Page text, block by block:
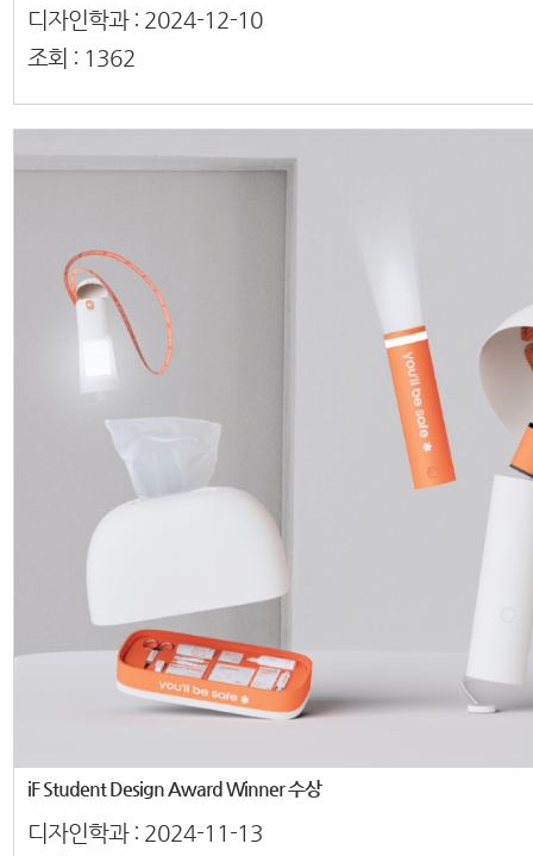
디자인학과 : 2024-12-10
조회 : 1362
iF Student Design Award Winner 수상
디자인학과 : 2024-11-13